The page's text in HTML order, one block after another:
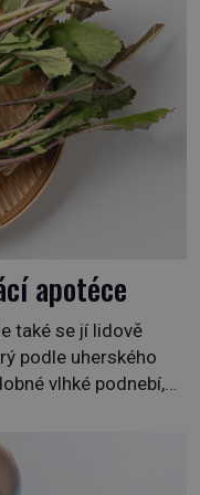
apotéce
také se jí lidově
podle uherského
vlhké podnebí,
bílé, nahoře někdy